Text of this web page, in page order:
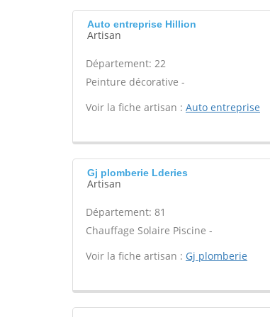
Auto entreprise Hillion
Artisan
Département: 22
Peinture décorative -
Voir la fiche artisan : Auto entreprise
Gj plomberie Lderies
Artisan
Département: 81
Chauffage Solaire Piscine -
Voir la fiche artisan : Gj plomberie